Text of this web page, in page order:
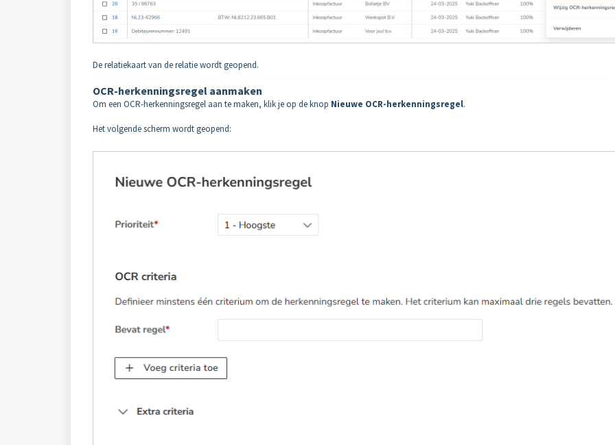
De relatiekaart van de relatie wordt geopend.
OCR-herkenningsregel aanmaken
Om een OCR-herkenningsregel aan te maken, klik je op de knop Nieuwe OCR-herkenningsregel.
Het volgende scherm wordt geopend: